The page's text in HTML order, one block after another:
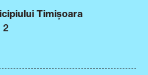
Timișoara
2